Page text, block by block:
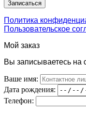
Политика
Пользовательское
Мой заказ
Вы записываетесь на
Ваше имя:
Дата рождения:
Телефон: